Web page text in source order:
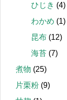
ひじき (4)
わかめ (1)
昆布 (12)
海苔 (7)
煮物 (25)
片栗粉 (9)